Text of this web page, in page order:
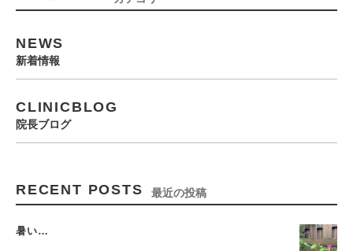
NEWS
新着情報
CLINICBLOG
院長ブログ
RECENT POSTS 最近の投稿
暑い…